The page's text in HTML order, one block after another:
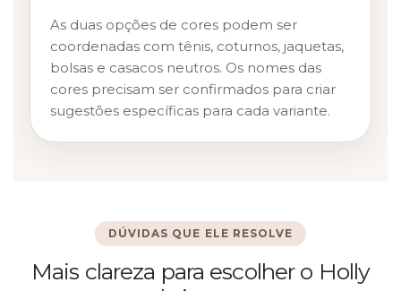
As duas opções de cores podem ser
coordenadas com tênis, coturnos, jaquetas,
bolsas e casacos neutros. Os nomes das
cores precisam ser confirmados para criar
sugestões específicas para cada variante.
DÚVIDAS QUE ELE RESOLVE
Mais clareza para escolher o Holly